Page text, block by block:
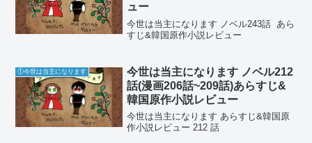
ュー
今世は当主になります ノベル243話 あら
すじ&韓国原作小説レビュー
①今世は当主になります
今世は当主になります ノベル212
話(漫画206話~209話)あらすじ&
韓国原作小説レビュー
今世は当主になります あらすじ&韓国原
作小説レビュー 212 話